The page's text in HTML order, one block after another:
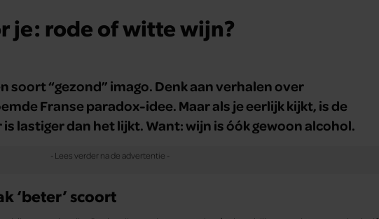
je: rode of witte wijn?
soort “gezond” imago. Denk aan verhalen over
Franse paradox-idee. Maar als je eerlijk kijkt, is de
lastiger dan het lijkt. Want: wijn is óók gewoon alcohol.
‘beter’ scoort